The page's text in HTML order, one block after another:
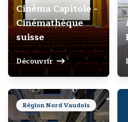
Cinéma Capitole -
Cinémathèque
suisse
Découvrir
Région Nord Vaudois